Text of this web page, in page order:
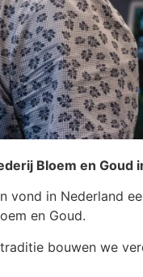
Bloem en Goud
vond in Nederland
en Goud.
bouwen we